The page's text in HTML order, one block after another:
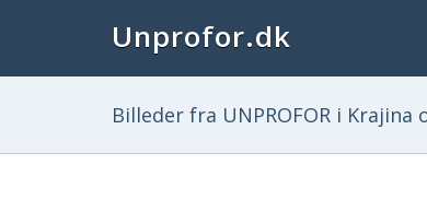
Unprofor.dk
Billeder fra UNPROFOR i